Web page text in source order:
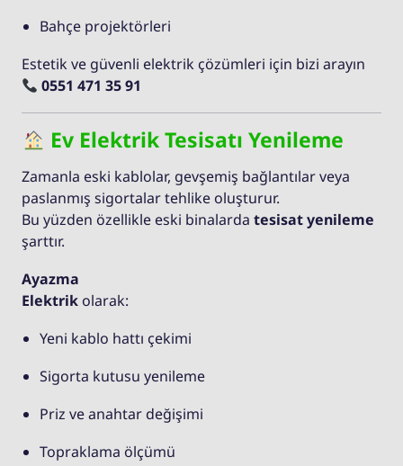
Bahçe projektörleri
Estetik ve güvenli elektrik çözümleri için bizi arayın
0551 471 35 91
Ev Elektrik Tesisatı Yenileme
Zamanla eski kablolar, gevşemiş bağlantılar veya
paslanmış sigortalar tehlike oluşturur.
Bu yüzden özellikle eski binalarda tesisat yenileme
şarttır.
Ayazma
Elektrik olarak:
Yeni kablo hattı çekimi
Sigorta kutusu yenileme
Priz ve anahtar değişimi
Topraklama ölçümü